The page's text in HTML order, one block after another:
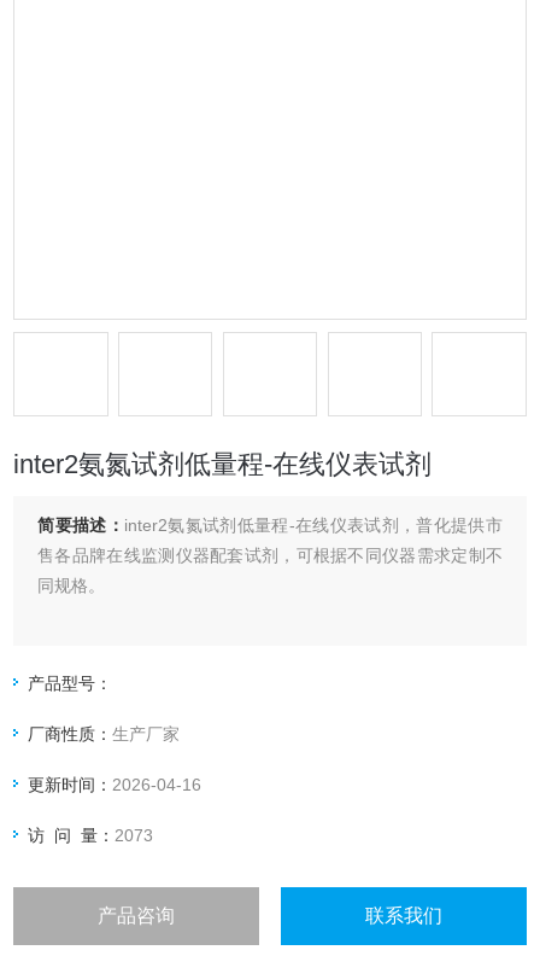
inter2氨氮试剂低量程-在线仪表试剂
简要描述： inter2氨氮试剂低量程-在线仪表试剂，普化提供市
售各品牌在线监测仪器配套试剂，可根据不同仪器需求定制不
同规格。
产品型号：
厂商性质：生产厂家
更新时间： 2026-04-16
访 问 量： 2073
产品咨询 联系我们